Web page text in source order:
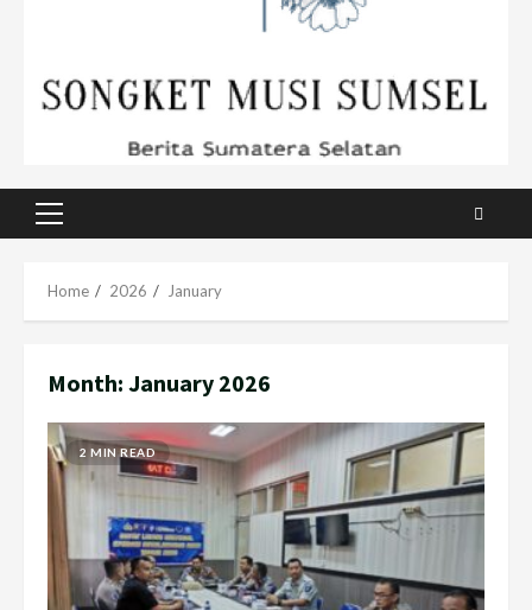
Primary
Home 2026 January
Month: January 2026
2 MIN READ